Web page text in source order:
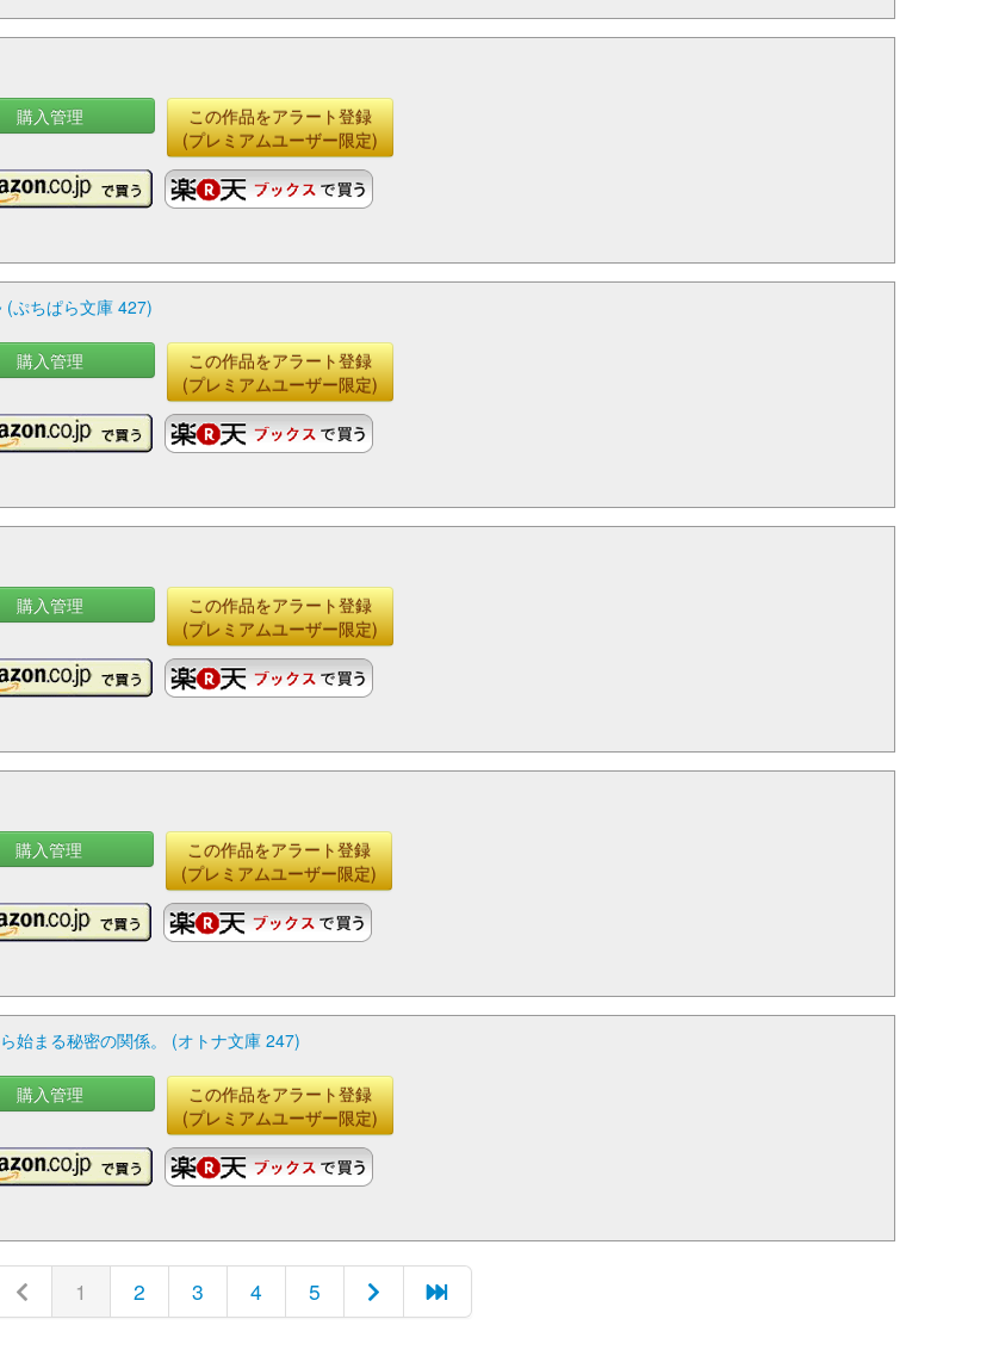
購入管理
この作品をアラート登録
(プレミアムユーザー限定)
ぷちぱら文庫 427)
購入管理
この作品をアラート登録
(プレミアムユーザー限定)
購入管理
この作品をアラート登録
(プレミアムユーザー限定)
購入管理
この作品をアラート登録
(プレミアムユーザー限定)
始まる秘密の関係。 (オトナ文庫 247)
購入管理
この作品をアラート登録
(プレミアムユーザー限定)
1 2 3 4 5